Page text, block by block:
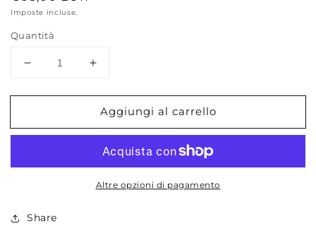
di
listino
Imposte incluse.
Quantità
Diminuisci
per
Aumenta
per
SOPHIE
Aggiungi al carrello
Altre opzioni di pagamento
Share